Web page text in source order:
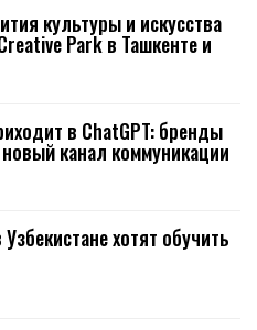
культуры и искусства
Park в Ташкенте и
в ChatGPT: бренды
канал коммуникации
хотят обучить